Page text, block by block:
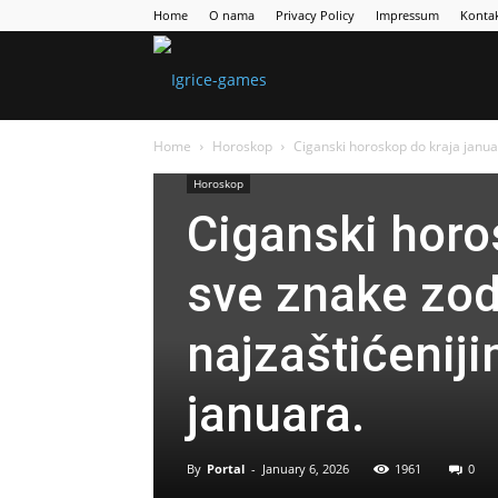
Home O nama Privacy Policy Impressum
Home Horoskop Ciganski horoskop do kraja
Horoskop
Ciganski
sve znake
januara.
By Portal - January 6, 2026 1961 0